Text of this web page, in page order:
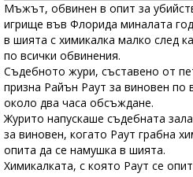
Мъжът, обвинен в опит за
игрище във Флорида миналата
в шията с химикалка малко след
по всички обвинения.
Съдебното жури, съставено от
призна Райън Раут за виновен по
около два часа обсъждане.
Журито напускаше съдебната
за виновен, когато Раут грабна
опита да се намушка в шията.
Химикалката, с която Раут се